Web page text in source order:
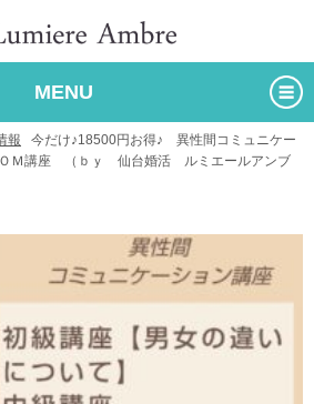
MENU
報
今だけ♪18500円お得♪ 異性間コミュニケー
Ｍ講座 （ｂｙ 仙台婚活 ルミエールアンブ